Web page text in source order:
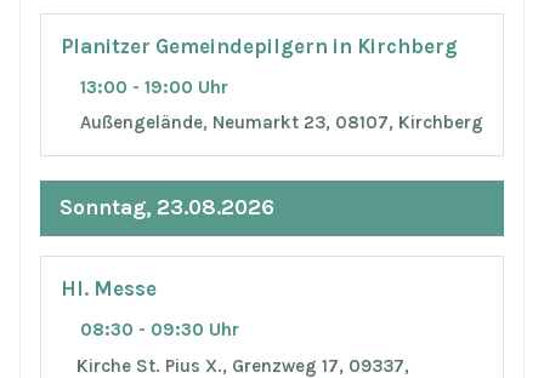
Planitzer Gemeindepilgern in Kirchberg
13:00 - 19:00 Uhr
Außengelände, Neumarkt 23, 08107, Kirchberg
Sonntag, 23.08.2026
Hl. Messe
08:30 - 09:30 Uhr
Kirche St. Pius X., Grenzweg 17, 09337,